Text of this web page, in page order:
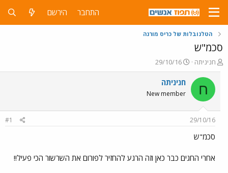
התחבר הירשם
הטלנובלות של כריס מורנה
סכמ"ש
פ
ו
ת
ח
ה
ו
ש
א
חניניתה
פ
ו
ר
ם
29/10/16
ח חניניתה
New member
29/10/16
#1
סכמ"ש
אחרי החגים כבר כאן וזה הרגע להחזיר לפורום את השרשור הכי פעיל!!